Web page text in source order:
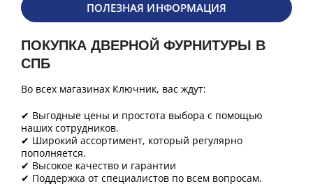
ПОЛЕЗНАЯ ИНФОРМАЦИЯ
ПОКУПКА ДВЕРНОЙ ФУРНИТУРЫ В
СПБ
Во всех магазинах Ключник, вас ждут:
✔ Выгодные цены и простота выбора с помощью
наших сотрудников.
✔ Широкий ассортимент, который регулярно
пополняется.
✔ Высокое качество и гарантии
✔ Поддержка от специалистов по всем вопросам.